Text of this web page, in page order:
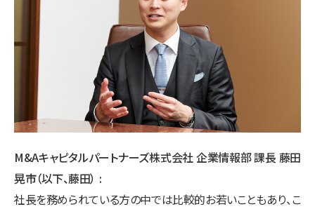
M&Aキャピタルパートナーズ株式会社 企業情報部 課長 藤田
晃市（以下、藤田）
社長を務められている方の中では比較的お若いこともあり、こ